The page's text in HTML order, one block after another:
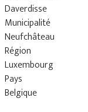
Daverdisse
Municipalité
Neufchâteau
Région
Luxembourg
Pays
Belgique